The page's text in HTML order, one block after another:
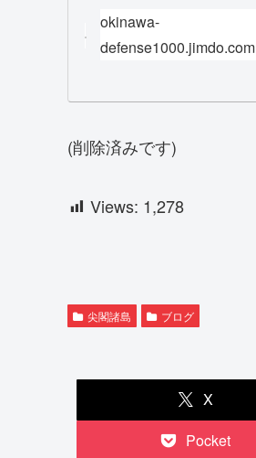
okinawa-
defense1000.jimdo.com
(削除済みです)
Views: 1,278
尖閣諸島 ブログ
X
Pocket